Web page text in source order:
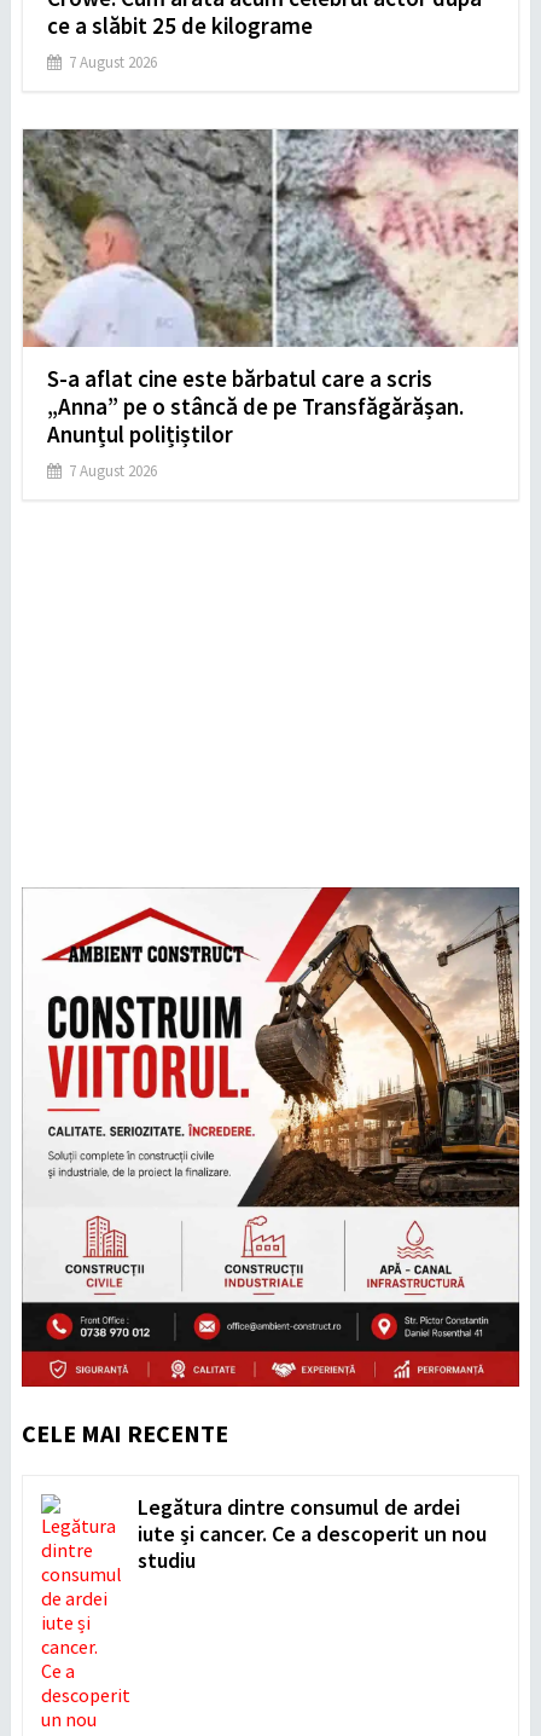
ce a slăbit 25 de kilograme
7 August 2026
S-a aflat cine este bărbatul care a scris
„Anna” pe o stâncă de pe Transfăgărășan.
Anunțul polițiștilor
7 August 2026
CELE MAI RECENTE
Legătura dintre consumul de ardei
iute și cancer. Ce a descoperit un nou
studiu